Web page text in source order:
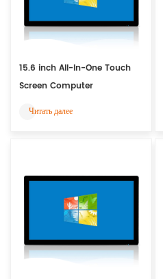
15.6 inch All-In-One Touch
Screen Computer
Читать далее